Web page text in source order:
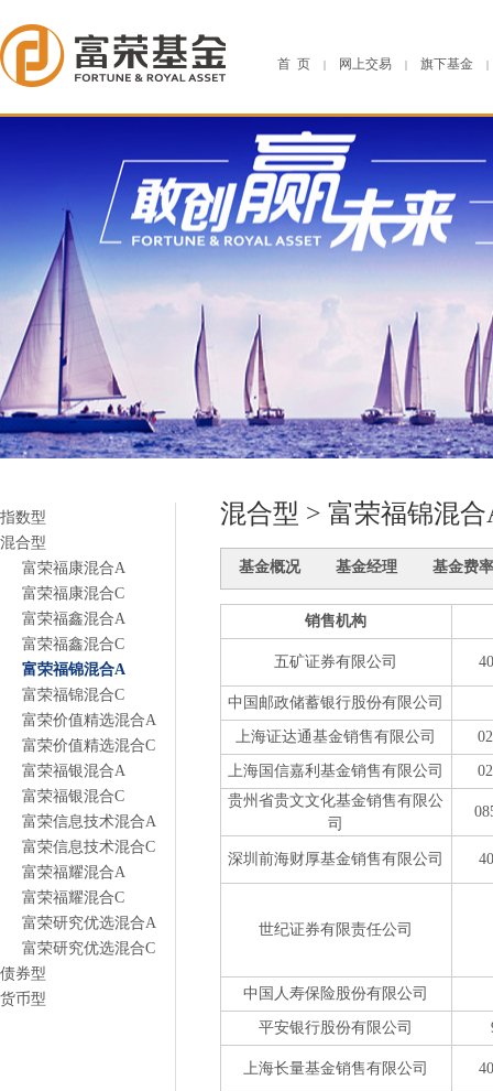
首 页 | 网上交易 | 旗下基金 |
指数型
混合型
富荣福康混合A
富荣福康混合C
富荣福鑫混合A
富荣福鑫混合C
富荣福锦混合A
富荣福锦混合C
富荣价值精选混合A
富荣价值精选混合C
富荣福银混合A
富荣福银混合C
富荣信息技术混合A
富荣信息技术混合C
富荣福耀混合A
富荣福耀混合C
富荣研究优选混合A
富荣研究优选混合C
债券型
货币型
混合型 > 富荣福锦混合
基金概况 基金经理 基金费率
销售机构
五矿证券有限公司
中国邮政储蓄银行股份有限公司
上海证达通基金销售有限公司
上海国信嘉利基金销售有限公司
贵州省贵文文化基金销售有限公
司
深圳前海财厚基金销售有限公司
世纪证券有限责任公司
中国人寿保险股份有限公司
平安银行股份有限公司
上海长量基金销售有限公司